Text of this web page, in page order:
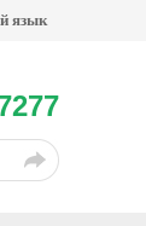
язык